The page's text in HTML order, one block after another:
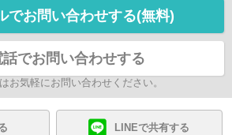
でお問い合わせする(無料)
話でお問い合わせする
お気軽にお問い合わせください。
LINEで共有する